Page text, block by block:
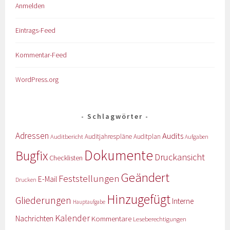
Anmelden
Eintrags-Feed
Kommentar-Feed
WordPress.org
Schlagwörter
Adressen AuditberichtAuditjahrespläneAuditplan Audits Aufgaben
Bugfix Checklisten Dokumente Druckansicht
Drucken E-Mail Feststellungen Geändert
Gliederungen Hauptaufgabe Hinzugefügt Interne
Nachrichten KalenderKommentare Leseberechtigungen